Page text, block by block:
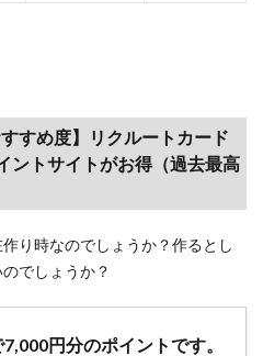
すめ度】リクルートカード
ントサイトがお得（過去最高
り時なのでしょうか？作るとし
でしょうか？
円分のポイントです。